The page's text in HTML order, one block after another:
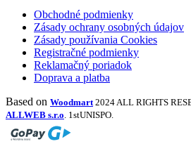
Obchodné podmienky
Zásady ochrany osobných údajov
Zásady používania Cookies
Registračné podmienky
Reklamačný poriadok
Doprava a platba
Based on Woodmart 2024 ALL RIGHTS
ALLWEB s.r.o. 1stUNISPO.